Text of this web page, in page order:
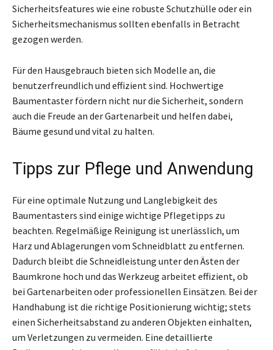
Sicherheitsfeatures wie eine robuste Schutzhülle oder ein
Sicherheitsmechanismus sollten ebenfalls in Betracht
gezogen werden.
Für den Hausgebrauch bieten sich Modelle an, die
benutzerfreundlich und effizient sind. Hochwertige
Baumentaster fördern nicht nur die Sicherheit, sondern
auch die Freude an der Gartenarbeit und helfen dabei,
Bäume gesund und vital zu halten.
Tipps zur Pflege und Anwendung
Für eine optimale Nutzung und Langlebigkeit des
Baumentasters sind einige wichtige Pflegetipps zu
beachten. Regelmäßige Reinigung ist unerlässlich, um
Harz und Ablagerungen vom Schneidblatt zu entfernen.
Dadurch bleibt die Schneidleistung unter den Ästen der
Baumkrone hoch und das Werkzeug arbeitet effizient, ob
bei Gartenarbeiten oder professionellen Einsätzen. Bei der
Handhabung ist die richtige Positionierung wichtig; stets
einen Sicherheitsabstand zu anderen Objekten einhalten,
um Verletzungen zu vermeiden. Eine detaillierte